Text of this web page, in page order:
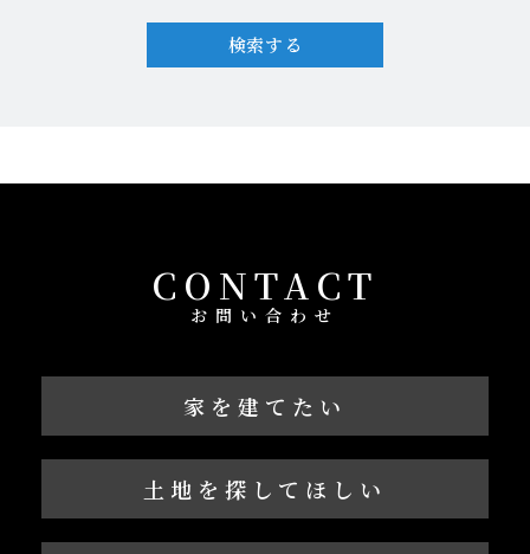
検索する
CONTACT
お問い合わせ
家を建てたい
土地を探してほしい